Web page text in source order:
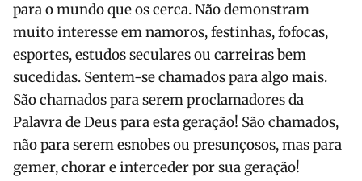
para o mundo que os cerca. Não demonstram
muito interesse em namoros, festinhas, fofocas,
esportes, estudos seculares ou carreiras bem
sucedidas. Sentem-se chamados para algo mais.
São chamados para serem proclamadores da
Palavra de Deus para esta geração! São chamados,
não para serem esnobes ou presunçosos, mas para
gemer, chorar e interceder por sua geração!